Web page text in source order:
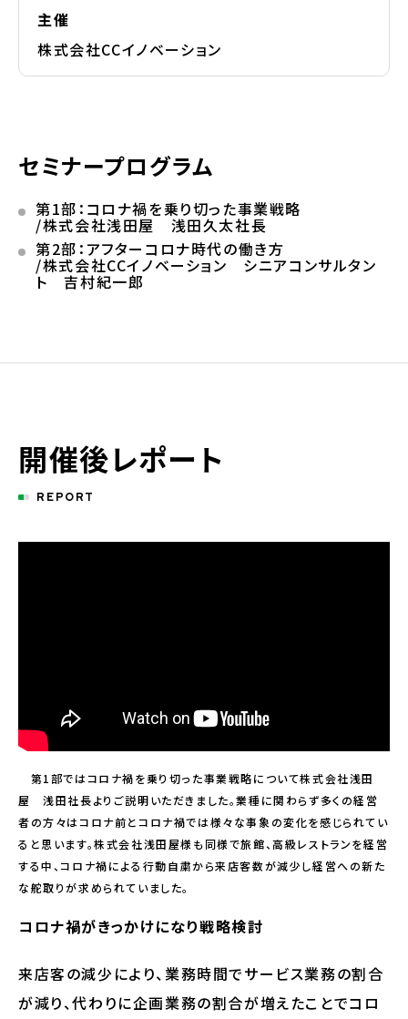
主催
株式会社CCイノベーション
セミナープログラム
第1部：コロナ禍を乗り切った事業戦略
/株式会社浅田屋 浅田久太社長
第2部：アフターコロナ時代の働き方
/株式会社CCイノベーション シニアコンサルタン
ト 吉村紀一郎
開催後レポート
REPORT
第1部ではコロナ禍を乗り切った事業戦略について株式会社浅田
屋 浅田社長よりご説明いただきました。業種に関わらず多くの経営
者の方々はコロナ前とコロナ禍では様々な事象の変化を感じられてい
ると思います。株式会社浅田屋様も同様で旅館、高級レストランを経営
する中、コロナ禍による行動自粛から来店客数が減少し経営への新た
な舵取りが求められていました。
コロナ禍がきっかけになり戦略検討
­来店客の減少により、業務時間でサービス業務の割合
が減り、代わりに企画業務の割合が増えたことでコロ